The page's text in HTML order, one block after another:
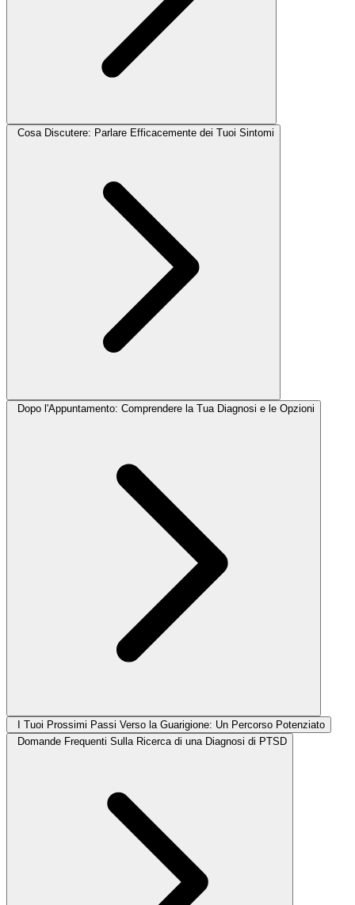
Cosa Discutere: Parlare Efficacemente dei Tuoi Sintomi
Dopo l'Appuntamento: Comprendere la Tua Diagnosi e le Opzioni
I Tuoi Prossimi Passi Verso la Guarigione: Un Percorso Potenziato
Domande Frequenti Sulla Ricerca di una Diagnosi di PTSD